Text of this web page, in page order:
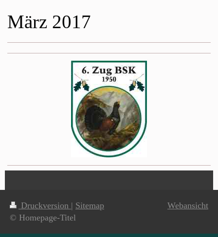
März 2017
Druckversion | Sitemap
© Homepage-Titel
Webansicht